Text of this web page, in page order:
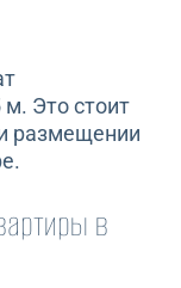
Это стоит
размещении
в